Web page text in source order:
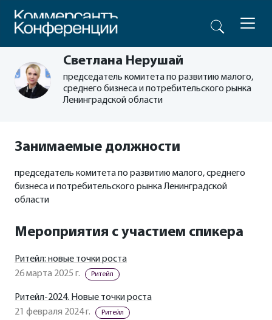
Светлана Нерушай
председатель комитета по развитию малого,
среднего бизнеса и потребительского рынка
Ленинградской области
Занимаемые должности
председатель комитета по развитию малого, среднего
бизнеса и потребительского рынка Ленинградской
области
Мероприятия с участием спикера
Ритейл: новые точки роста
26 марта 2025 г.
Ритейл
Ритейл-2024. Новые точки роста
21 февраля 2024 г.
Ритейл